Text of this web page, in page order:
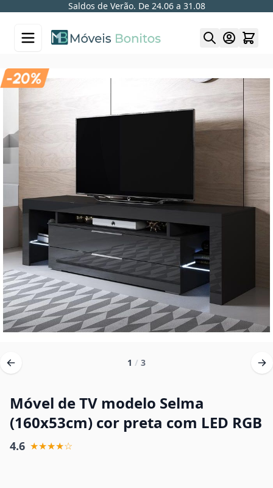
Saldos de Verão. De 24.06 a 31.08
1 / 3
Móvel de TV modelo Selma
(160x53cm) cor preta com LED RGB
4.6 ★★★★☆